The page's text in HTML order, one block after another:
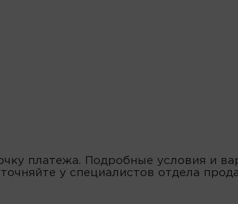
платежа. Подробные условия и
у специалистов отдела